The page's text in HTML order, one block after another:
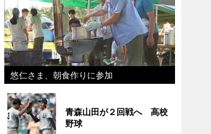
悠仁さま、朝食作りに参加
青森山田が２回戦へ 高校
野球